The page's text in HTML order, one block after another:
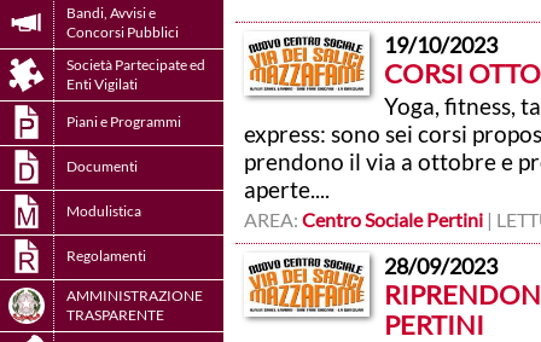
Bandi, Avvisi e
Concorsi Pubblici
Società Partecipate ed
Enti Vigilati
Piani e Programmi
Documenti
Modulistica
Regolamenti
AMMINISTRAZIONE
TRASPARENTE
19/10/2023
CORSI
Yoga, fitness,
express: sono sei corsi
prendono il via a ottobre e
aperte....
AREA: Centro Sociale Pertini |
28/09/2023
PERTINI